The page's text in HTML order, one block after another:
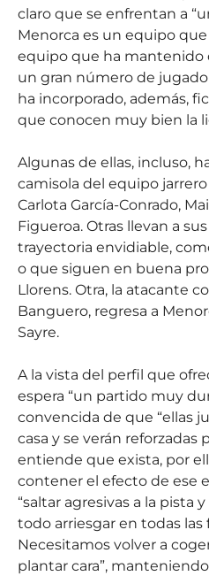
claro que se enfrentan a
Menorca es un equipo que
equipo que ha mantenido
un gran número de
ha incorporado, además,
que conocen muy bien la
Algunas de ellas, incluso,
camisola del equipo jarrero
Carlota García-Conrado,
Figueroa. Otras llevan a
trayectoria envidiable,
o que siguen en buena
Llorens. Otra, la atacante
Banguero, regresa a
Sayre.
A la vista del perfil que
espera “un partido muy
convencida de que “ellas
casa y se verán reforzadas
entiende que exista, por
contener el efecto de ese
“saltar agresivas a la pista
todo arriesgar en todas las
Necesitamos volver a
plantar cara”,